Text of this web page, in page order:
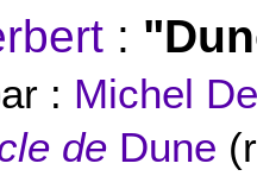
:
: Michel
de Dune